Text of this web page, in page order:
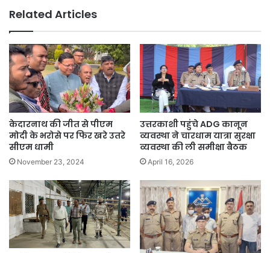
Related Articles
केदारनाथ की जीत से पीएम
मोदी के भरोसे पर फिर खरे उतरे
सीएम धामी
November 23, 2024
उत्तरकाशी पहुंचे ADG कानून
व्यवस्था ने चारधाम यात्रा सुरक्षा
व्यवस्था की ली समीक्षा बैठक
April 16, 2026